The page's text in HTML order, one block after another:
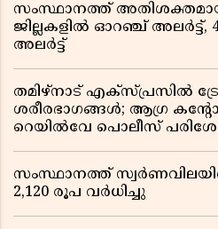
സംസ്ഥാനത്ത്
ജില്ലകളിൽ ഓറഞ്ച്
അലർട്ട്
തമിഴ്‌നാട് എക്സ്പ്രസിൽ
ശരീരഭാഗങ്ങൾ; ആഗ്ര
റെയിൽവേ പൊലീസ്
സംസ്ഥാനത്ത്
2,120 രൂപ വര്‍ധിച്ചു